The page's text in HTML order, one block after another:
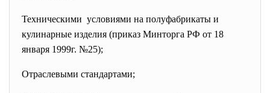
Техническими условиями на полуфабрикаты и
кулинарные изделия (приказ Минторга РФ от 18
января 1999г. №25);
Отраслевыми стандартами;